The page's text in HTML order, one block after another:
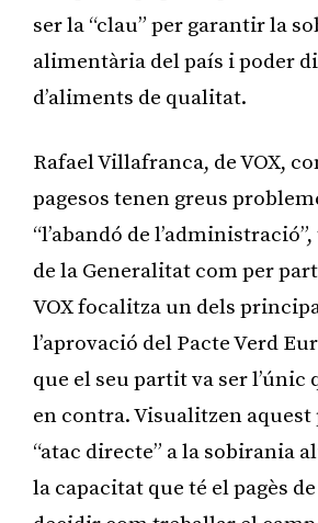
ser la “clau” per garantir la
alimentària del país i poder
d’aliments de qualitat.
Rafael Villafranca, de VOX,
pagesos tenen greus
“l’abandó de
de la Generalitat com per part
VOX focalitza un dels
l’aprovació del Pacte Verd
que el seu partit va ser l’únic
en contra. Visualitzen
“atac directe” a la sobirania
la capacitat que té el pagès